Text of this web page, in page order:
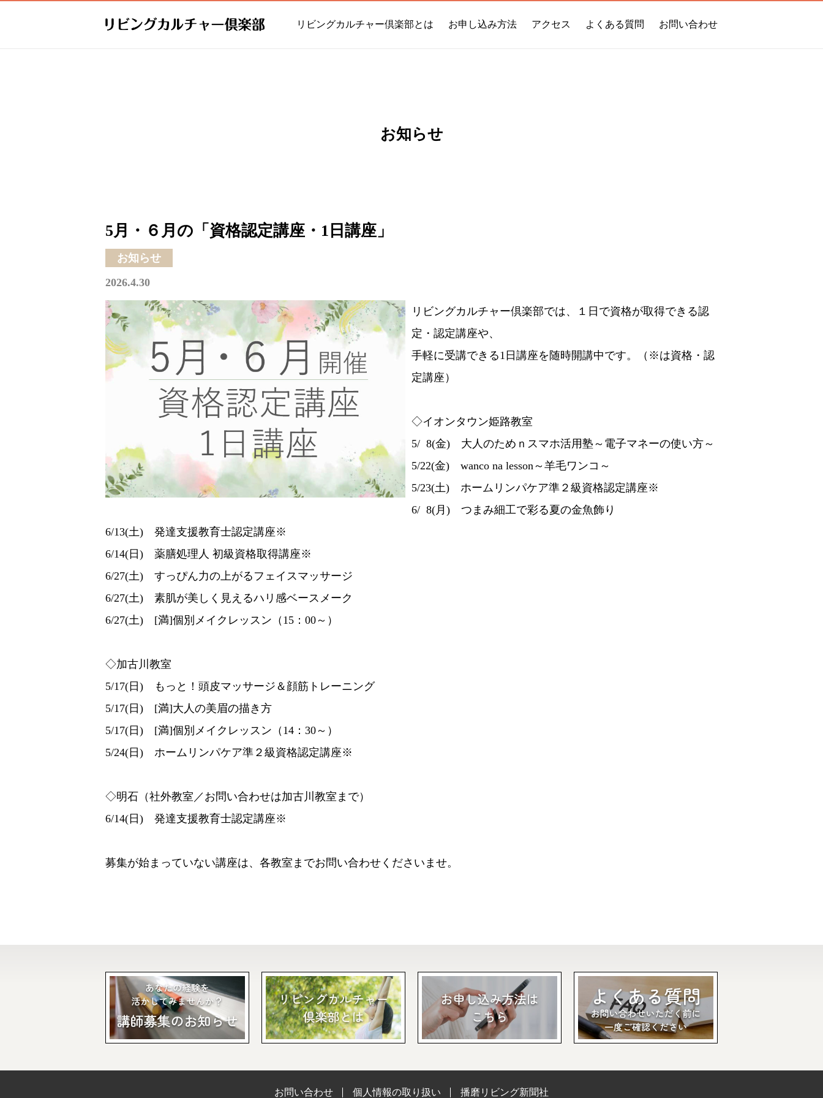
リビングカルチャー倶楽部とは お申し込み方法 アクセス よくある質問 お問い合わせ
お知らせ
5月・６月の「資格認定講座・1日講座」
お知らせ
2026.4.30
リビングカルチャー倶楽部では、１日で資格が取得できる認
定・認定講座や、
手軽に受講できる1日講座を随時開講中です。（※は資格・認
定講座）
◇イオンタウン姫路教室
5/ 8(金) 大人のためｎスマホ活用塾～電子マネーの使い方～
5/22(金) wanco na lesson～羊毛ワンコ～
5/23(土) ホームリンパケア準２級資格認定講座※
6/ 8(月) つまみ細工で彩る夏の金魚飾り
6/13(土) 発達支援教育士認定講座※
6/14(日) 薬膳処理人 初級資格取得講座※
6/27(土) すっぴん力の上がるフェイスマッサージ
6/27(土) 素肌が美しく見えるハリ感ベースメーク
6/27(土) [満]個別メイクレッスン（15：00～）
◇加古川教室
5/17(日) もっと！頭皮マッサージ＆顔筋トレーニング
5/17(日) [満]大人の美眉の描き方
5/17(日) [満]個別メイクレッスン（14：30～）
5/24(日) ホームリンパケア準２級資格認定講座※
◇明石（社外教室／お問い合わせは加古川教室まで）
6/14(日) 発達支援教育士認定講座※
募集が始まっていない講座は、各教室までお問い合わせくださいませ。
お問い合わせ 個人情報の取り扱い 播磨リビング新聞社